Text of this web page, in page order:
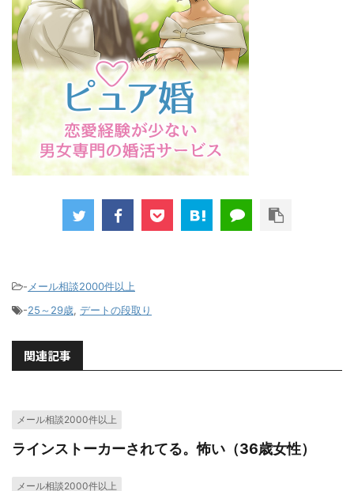
- メール相談2000件以上
-25～29歳, デートの段取り
関連記事
メール相談2000件以上
ラインストーカーされてる。怖い（36歳女性）
メール相談2000件以上